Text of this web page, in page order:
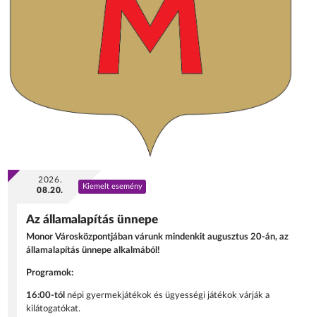
2026.
08.20.
Kiemelt esemény
Az államalapítás ünnepe
Monor Városközpontjában várunk mindenkit augusztus 20-án, az
államalapítás ünnepe alkalmából!
Programok:
16:00-tól népi gyermekjátékok és ügyességi játékok várják a
kilátogatókat.